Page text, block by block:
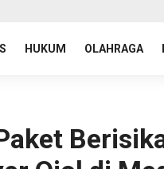
HUKUM OLAHRAGA